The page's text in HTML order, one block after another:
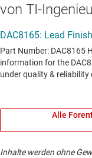
von TI-
Alle
Inhalte werden ohne